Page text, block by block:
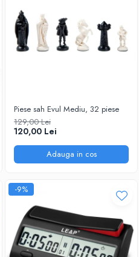
Piese sah Evul Mediu, 32 piese
129,00 Lei
120,00 Lei
Adauga in cos
-9%